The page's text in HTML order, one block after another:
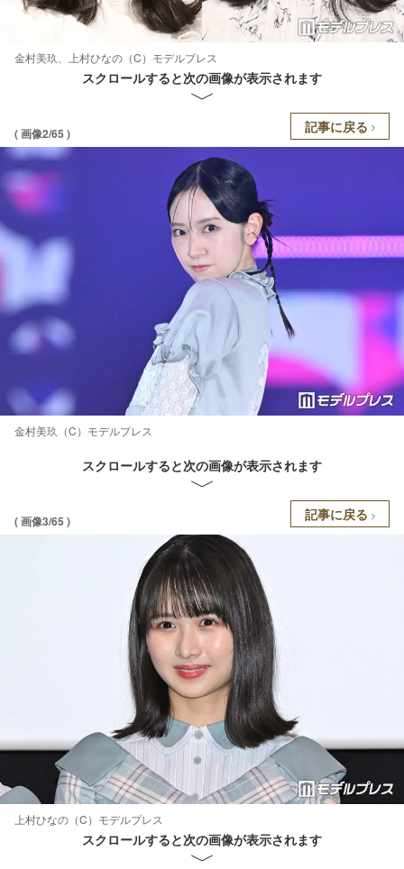
金村美玖、上村ひなの（C）モデルプレス
スクロールすると次の画像が表示されます
( 画像2/65 ) 記事に戻る
金村美玖（C）モデルプレス
スクロールすると次の画像が表示されます
( 画像3/65 ) 記事に戻る
上村ひなの（C）モデルプレス
スクロールすると次の画像が表示されます